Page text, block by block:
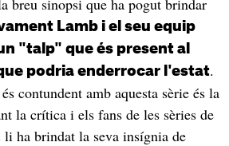
Lamb i el seu equip
"talp" que és present al
podria enderrocar l'estat.
contundent amb aquesta sèrie és la
la crítica i els fans de les sèries de
li ha brindat la seva insígnia de